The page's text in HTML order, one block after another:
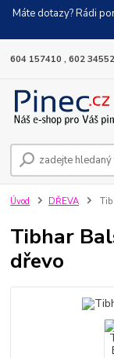
Máte dotazy? Rádi
604 157410 , 602
Úvod DŘEVA
Tibhar
dřevo